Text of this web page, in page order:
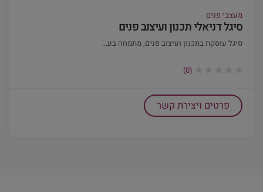
מעצבי פנים
סיגל דניאלי תכנון ועיצוב פנים
סיגל עוסקת בתכנון ועיצוב פנים, מתמחה בע...
(0)
פרטים ויצירת קשר